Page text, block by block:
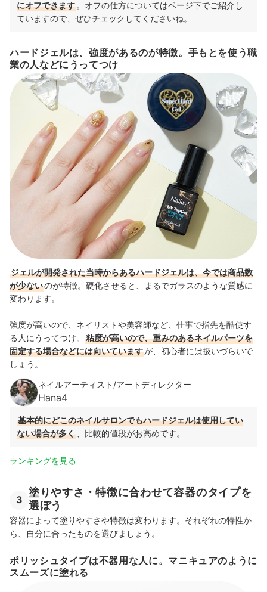
にオフできます 。オフの仕方についてはページ下でご紹介し
ていますので、ぜひチェックしてくださいね。
ハードジェルは、強度があるのが特徴。手もとを使う職
業の人などにうってつけ
ジェルが開発された当時からあるハードジェルは、今では商品数
が少ないのが特徴。硬化させると、まるでガラスのような質感に
変わります。
強度が高いので、ネイリストや美容師など、仕事で指先を酷使す
る人にうってつけ。
粘度が高いので、重みのあるネイルパーツを
固定する場合などには向いていますが、初心者には扱いづらいで
しょう。
ネイルアーティスト/アートディレクター
Hana4
基本的にどこのネイルサロンでもハードジェルは使用してい
ない場合が多く
、比較的値段がお高めです。
ランキングを見る
3
塗りやすさ・特徴に合わせて容器のタイプを
選ぼう
容器によって塗りやすさや特徴は変わります。それぞれの特性か
ら、自分に合ったものを選びましょう。
ポリッシュタイプは不器用な人に。マニキュアのように
スムーズに塗れる